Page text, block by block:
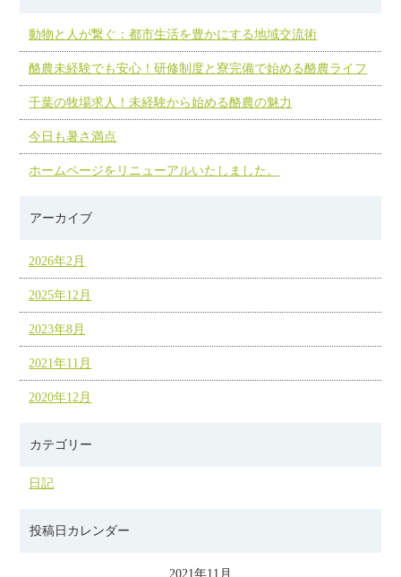
動物と人が繋ぐ：都市生活を豊かにする地域交流術
酪農未経験でも安心！研修制度と寮完備で始める酪農ライフ
千葉の牧場求人！未経験から始める酪農の魅力
今日も暑さ満点
ホームページをリニューアルいたしました。
アーカイブ
2026年2月
2025年12月
2023年8月
2021年11月
2020年12月
カテゴリー
日記
投稿日カレンダー
2021年11月